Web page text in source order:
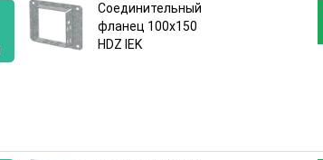
Соединительный
фланец 100х150
HDZ IEK